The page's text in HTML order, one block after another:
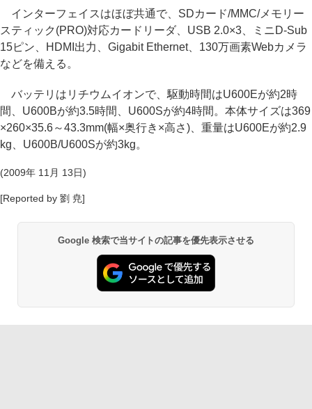
インターフェイスはほぼ共通で、SDカード/MMC/メモリー
スティック(PRO)対応カードリーダ、USB 2.0×3、ミニD-Sub
15ピン、HDMI出力、Gigabit Ethernet、130万画素Webカメラ
などを備える。
バッテリはリチウムイオンで、駆動時間はU600Eが約2時
間、U600Bが約3.5時間、U600Sが約4時間。本体サイズは369
×260×35.6～43.3mm(幅×奥行き×高さ)、重量はU600Eが約2.9
kg、U600B/U600Sが約3kg。
(2009年 11月 13日)
[Reported by 劉 尭]
Google 検索で当サイトの記事を優先表示させる